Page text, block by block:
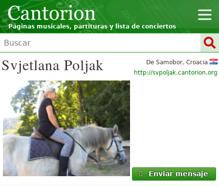
Páginas musicales, partituras y lista de conciertos
De Samobor, Croacia
http://svpoljak.cantorion.org
Svjetlana Poljak
Enviar mensaje